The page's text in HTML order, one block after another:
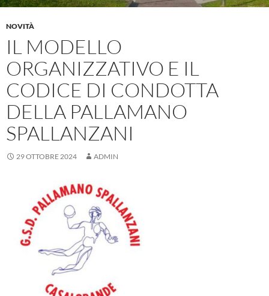
NOVITÀ
IL MODELLO
ORGANIZZATIVO E IL
CODICE DI CONDOTTA
DELLA PALLAMANO
SPALLANZANI
29 OTTOBRE 2024 ADMIN